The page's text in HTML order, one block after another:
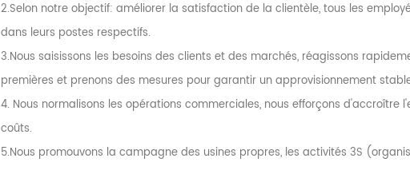
2.Selon notre objectif: améliorer la satisfaction de la clientèle, tous les
dans leurs postes respectifs.
3.Nous saisissons les besoins des clients et des marchés, réagissons
premières et prenons des mesures pour garantir un approvisionnement
4. Nous normalisons les opérations commerciales, nous efforçons
coûts.
5.Nous promouvons la campagne des usines propres, les activités 3S